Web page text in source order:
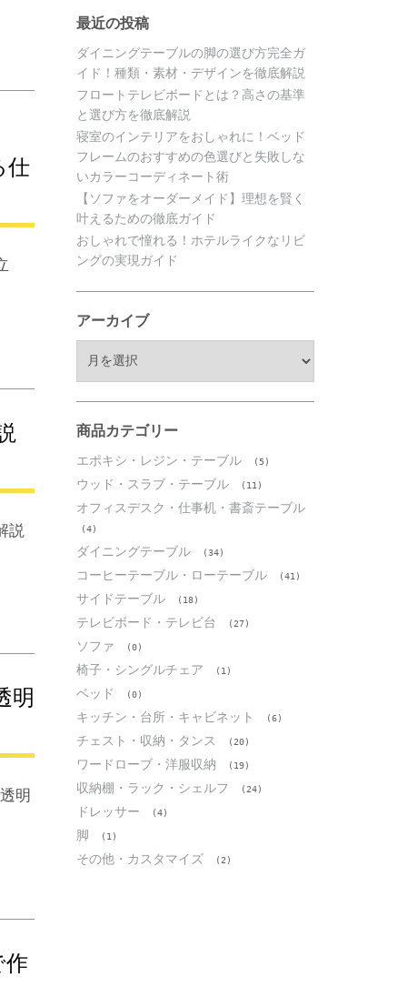
仕
説
明
明
作
最近の投稿
ダイニングテーブルの脚の選び方完全ガ
イド！種類・素材・デザインを徹底解説
フロートテレビボードとは？高さの基準
と選び方を徹底解説
寝室のインテリアをおしゃれに！ベッド
フレームのおすすめの色選びと失敗しな
いカラーコーディネート術
【ソファをオーダーメイド】理想を賢く
叶えるための徹底ガイド
おしゃれで憧れる！ホテルライクなリビ
ングの実現ガイド
アーカイブ
ブ
商品カテゴリー
エポキシ・レジン・テーブル (5)
ウッド・スラブ・テーブル (11)
オフィスデスク・仕事机・書斎テーブル
(4)
ダイニングテーブル (34)
コーヒーテーブル・ローテーブル (41)
サイドテーブル (18)
テレビボード・テレビ台 (27)
ソファ (0)
椅子・シングルチェア (1)
ベッド (0)
キッチン・台所・キャビネット (6)
チェスト・収納・タンス (20)
ワードローブ・洋服収納 (19)
収納棚・ラック・シェルフ (24)
ドレッサー (4)
脚 (1)
その他・カスタマイズ (2)